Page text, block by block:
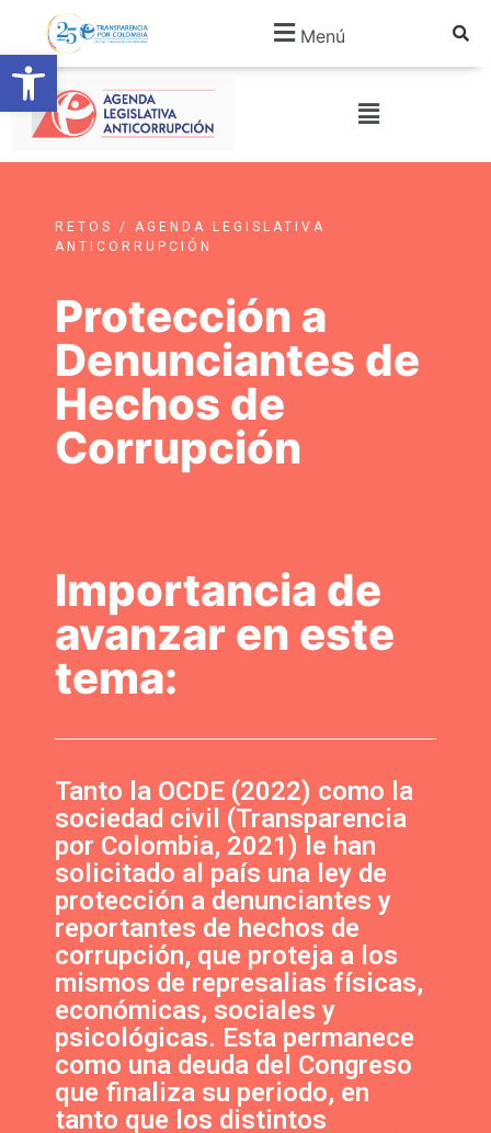
Abrir barra de herramientas
Menú
RETOS / AGENDA LEGISLATIVA
ANTICORRUPCIÓN
Protección a
Denunciantes de
Hechos de
Corrupción
Importancia de
avanzar en este
tema:
Tanto la OCDE (2022) como la
sociedad civil (Transparencia
por Colombia, 2021) le han
solicitado al país una ley de
protección a denunciantes y
reportantes de hechos de
corrupción, que proteja a los
mismos de represalias físicas,
económicas, sociales y
psicológicas. Esta permanece
como una deuda del Congreso
que finaliza su periodo, en
tanto que los distintos